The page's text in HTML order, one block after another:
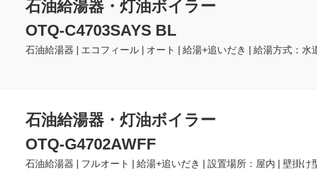
石油給湯器・灯油ボイラー
OTQ-C4703SAYS BL
石油給湯器 | エコフィール | オート | 給湯+追いだき | 給湯方式：水
石油給湯器・灯油ボイラー
OTQ-G4702AWFF
石油給湯器 | フルオート | 給湯+追いだき | 設置場所：屋内 | 壁掛け